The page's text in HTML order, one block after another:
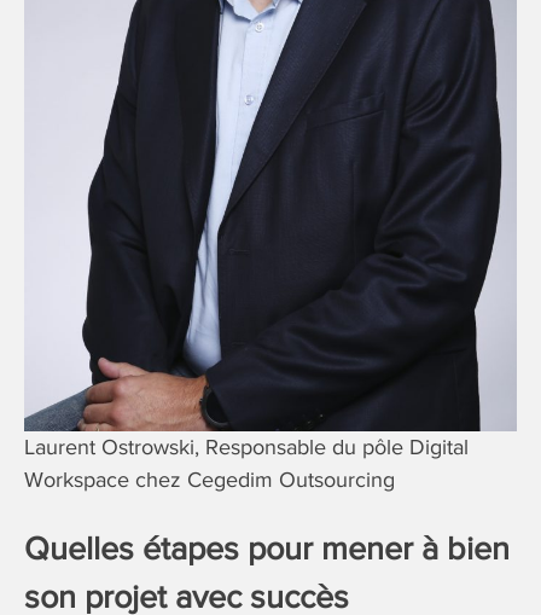
Laurent Ostrowski, Responsable du pôle Digital
Workspace chez Cegedim Outsourcing
Quelles étapes pour mener à bien
son projet avec succès